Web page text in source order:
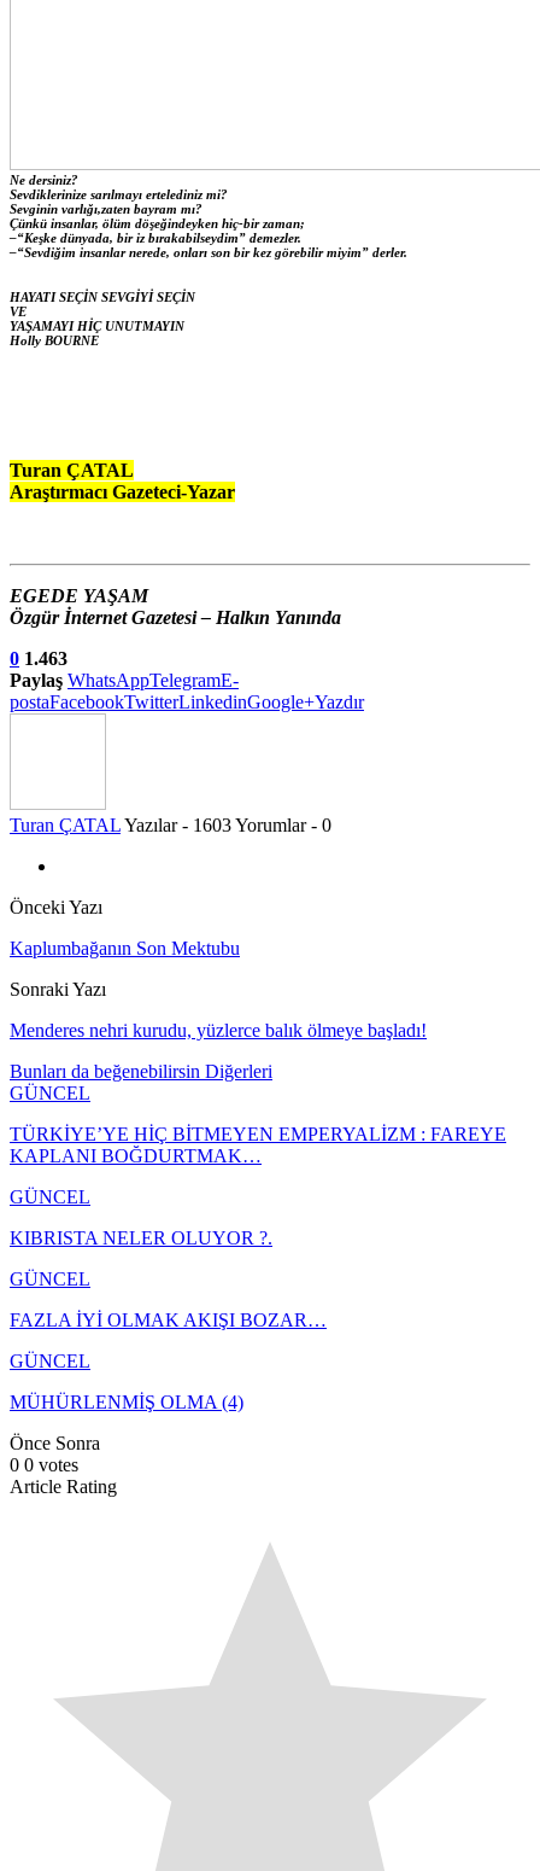
Ne dersiniz?
Sevdiklerinize sarılmayı ertelediniz mi?
Sevginin varlığı,zaten bayram mı?
Çünkü insanlar, ölüm döşeğindeyken hiç-bir zaman;
–“Keşke dünyada, bir iz bırakabilseydim” demezler.
–“Sevdiğim insanlar nerede, onları son bir kez görebilir miyim” derler.
HAYATI SEÇİN SEVGİYİ SEÇİN
VE
YAŞAMAYI HİÇ UNUTMAYIN
Holly BOURNE
Turan ÇATAL
Araştırmacı Gazeteci-Yazar
EGEDE YAŞAM
Özgür İnternet Gazetesi – Halkın Yanında
0 1.463
Paylaş WhatsAppTelegramE-
postaFacebookTwitterLinkedinGoogle+Yazdır
Turan ÇATALYazılar - 1603Yorumlar - 0
Önceki Yazı
Kaplumbağanın Son Mektubu
Sonraki Yazı
Menderes nehri kurudu, yüzlerce balık ölmeye başladı!
Bunları da beğenebilirsin Diğerleri
GÜNCEL
TÜRKİYE’YE HİÇ BİTMEYEN EMPERYALİZM : FAREYE
KAPLANI BOĞDURTMAK…
GÜNCEL
KIBRISTA NELER OLUYOR ?.
GÜNCEL
FAZLA İYİ OLMAK AKIŞI BOZAR…
GÜNCEL
MÜHÜRLENMİŞ OLMA (4)
Önce Sonra
0 0 votes
Article Rating